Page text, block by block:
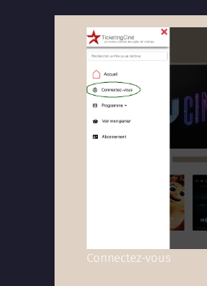
Connectez-vous